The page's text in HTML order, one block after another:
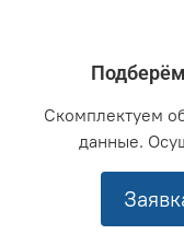
Скомплектуем
данные.